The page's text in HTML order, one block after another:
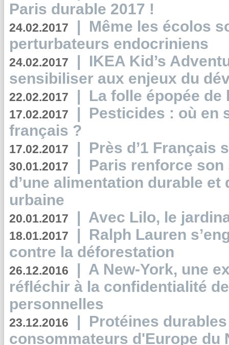
Paris durable 2017 !
24.02.2017 | Même les écolos
perturbateurs endocriniens
24.02.2017 | IKEA Kid’s
sensibiliser aux enjeux du
22.02.2017 | La folle épopée de
17.02.2017 | Pesticides : où en
français ?
17.02.2017 | Près d’1 Français
30.01.2017 | Paris renforce
d’une alimentation durable et
urbaine
20.01.2017 | Avec Lilo, le
18.01.2017 | Ralph Lauren
contre la déforestation
26.12.2016 | A New-York, une
réfléchir à la confidentialité
personnelles
23.12.2016 | Protéines
consommateurs d'Europe du